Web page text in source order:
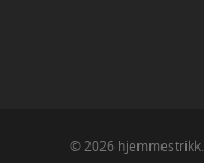
© 2026 hjemmestrikk.